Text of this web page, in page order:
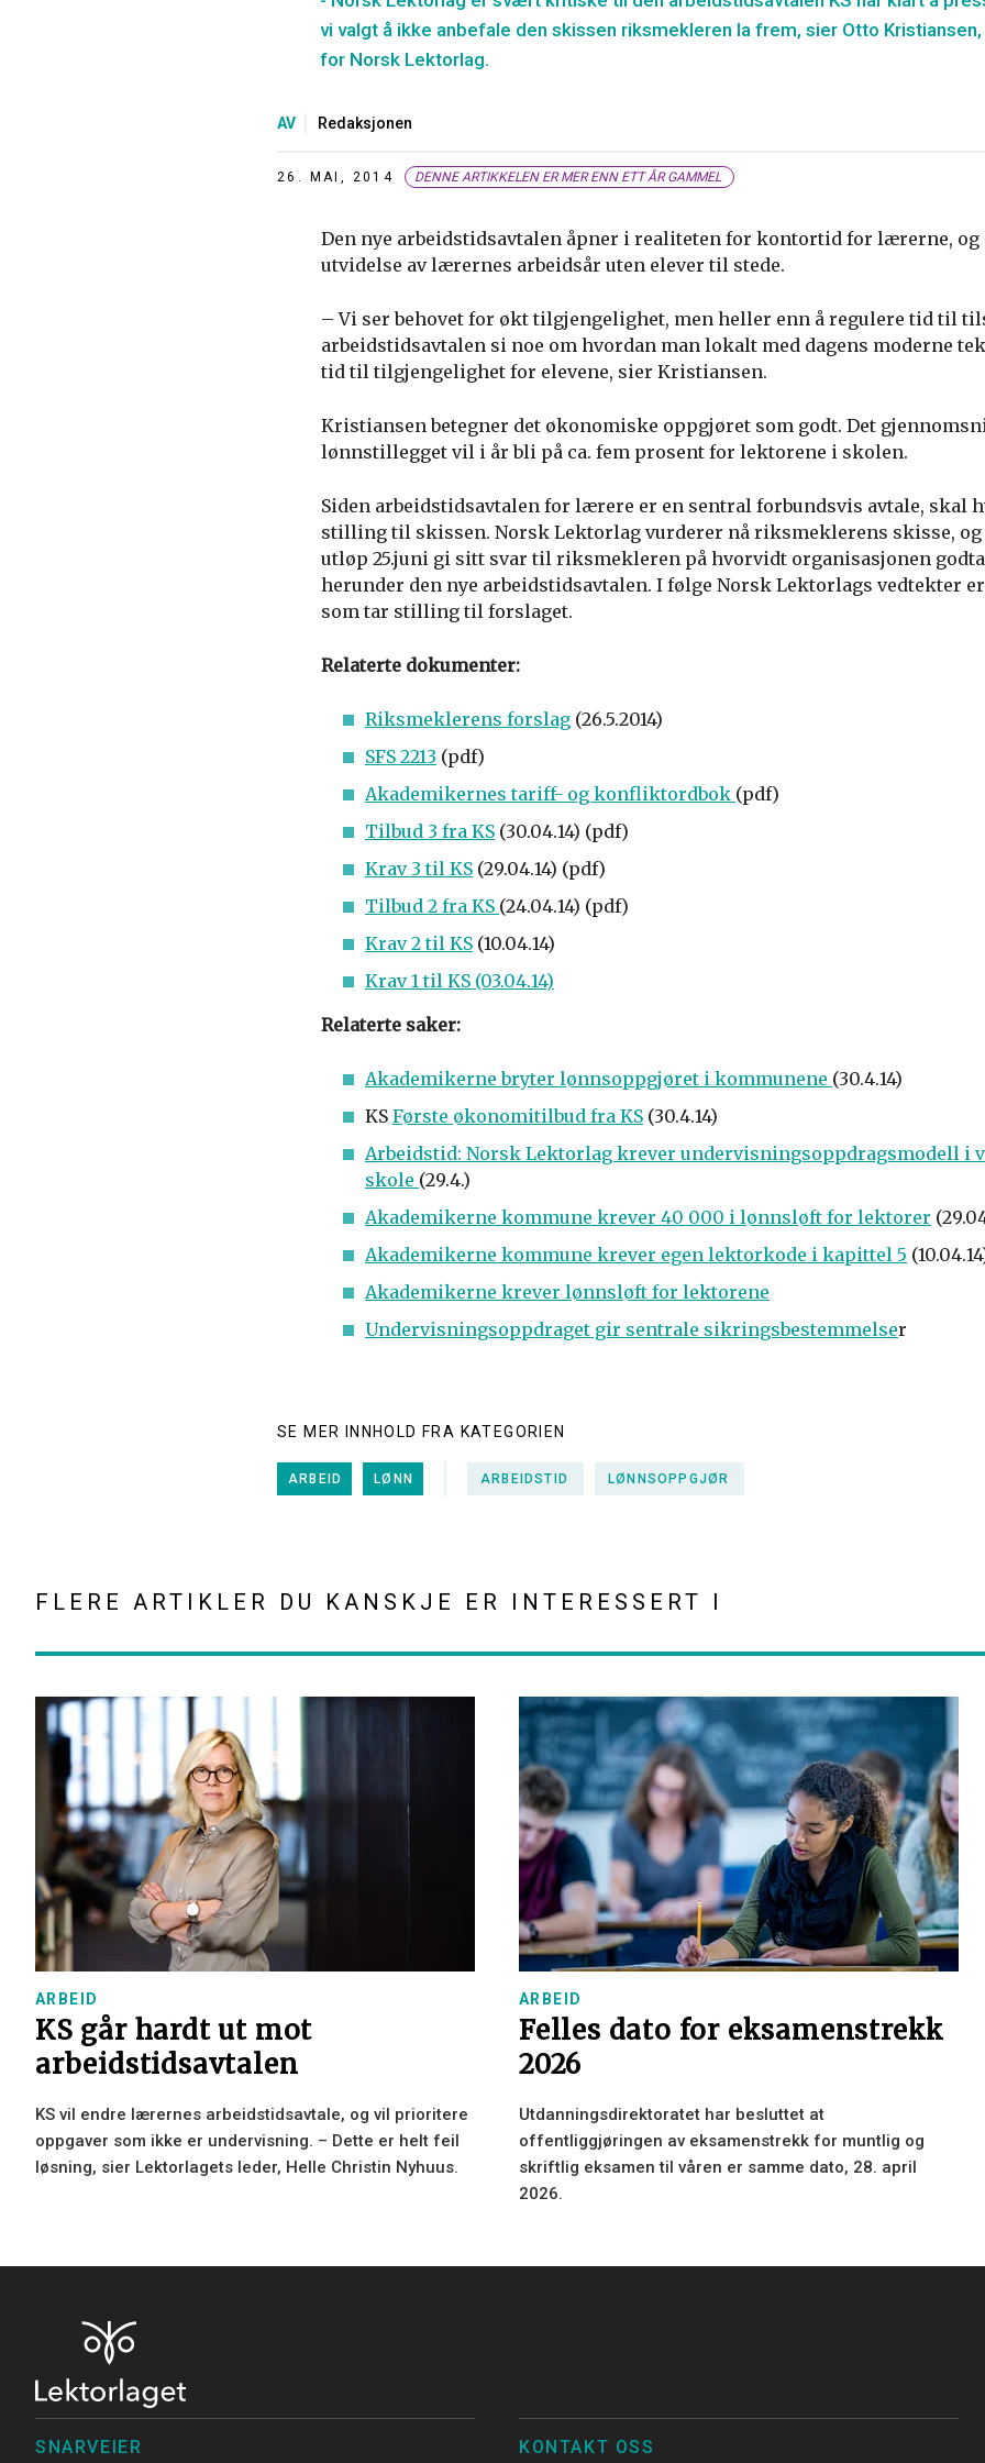
vi valgt å ikke anbefale den skissen riksmekleren la frem, sier Otto
for Norsk Lektorlag.
AV Redaksjonen
26. MAI, 2014 DENNE ARTIKKELEN ER MER ENN ETT ÅR GAMMEL
Den nye arbeidstidsavtalen åpner i realiteten for kontortid for lærerne,
utvidelse av lærernes arbeidsår uten elever til stede.
– Vi ser behovet for økt tilgjengelighet, men heller enn å regulere tid til
arbeidstidsavtalen si noe om hvordan man lokalt med dagens moderne
tid til tilgjengelighet for elevene, sier Kristiansen.
Kristiansen betegner det økonomiske oppgjøret som godt. Det
lønnstillegget vil i år bli på ca. fem prosent for lektorene i skolen.
Siden arbeidstidsavtalen for lærere er en sentral forbundsvis avtale, skal
stilling til skissen. Norsk Lektorlag vurderer nå riksmeklerens skisse,
utløp 25.juni gi sitt svar til riksmekleren på hvorvidt organisasjonen
herunder den nye arbeidstidsavtalen. I følge Norsk Lektorlags vedtekter
som tar stilling til forslaget.
Relaterte dokumenter:
Riksmeklerens forslag (26.5.2014)
SFS 2213 (pdf)
Akademikernes tariff- og konfliktordbok (pdf)
Tilbud 3 fra KS (30.04.14) (pdf)
Krav 3 til KS (29.04.14) (pdf)
Tilbud 2 fra KS (24.04.14) (pdf)
Krav 2 til KS (10.04.14)
Krav 1 til KS (03.04.14)
Relaterte saker:
Akademikerne bryter lønnsoppgjøret i kommunene (30.4.14)
KS Første økonomitilbud fra KS (30.4.14)
Arbeidstid: Norsk Lektorlag krever undervisningsoppdragsmodell i
skole (29.4.)
Akademikerne kommune krever 40 000 i lønnsløft for lektorer
Akademikerne kommune krever egen lektorkode i kapittel 5
Akademikerne krever lønnsløft for lektorene
Undervisningsoppdraget gir sentrale sikringsbestemmelser
SE MER INNHOLD FRA KATEGORIEN
ARBEID LØNN ARBEIDSTID LØNNSOPPGJØR
FLERE ARTIKLER DU KANSKJE ER INTERESSERT I
ARBEID
KS går hardt ut mot
arbeidstidsavtalen
KS vil endre lærernes arbeidstidsavtale, og vil prioritere
oppgaver som ikke er undervisning. – Dette er helt feil
løsning, sier Lektorlagets leder, Helle Christin Nyhuus.
ARBEID
Felles dato for eksamenstrekk
2026
Utdanningsdirektoratet har besluttet at
offentliggjøringen av eksamenstrekk for muntlig og
skriftlig eksamen til våren er samme dato, 28. april
2026.
SNARVEIER KONTAKT OSS